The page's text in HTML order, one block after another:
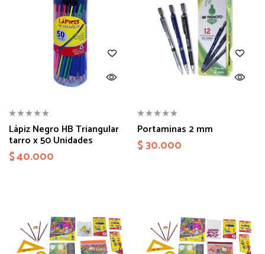
Lápiz Negro HB Triangular
tarro x 50 Unidades
$40.000
Portaminas 2 mm
$30.000